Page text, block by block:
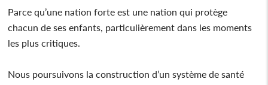
Parce qu’une nation forte est une nation qui protège
chacun de ses enfants, particulièrement dans les moments
les plus critiques.
Nous poursuivons la construction d’un système de santé